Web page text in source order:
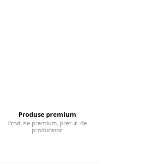
Produse premium
Produse premium, preturi de
producator